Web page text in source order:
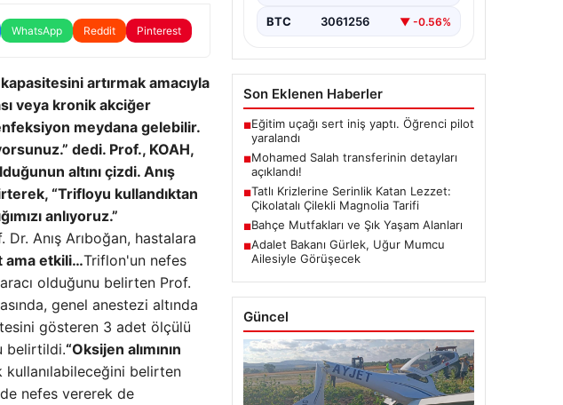
WhatsApp Reddit Pinterest
artırmak amacıyla
veya kronik akciğer
meydana gelebilir.
dedi. Prof., KOAH,
altını çizdi. Anış
“Trifloyu kullandıktan
anlıyoruz.”
Anış Arıboğan, hastalara
ama etkili…Triflon'un nefes
olduğunu belirten Prof.
genel anestezi altında
gösteren 3 adet ölçülü
belirtildi.“Oksijen alımının
belirten
nefes vererek de
BTC 3061256 ▼ -0.56%
Son Eklenen Haberler
■Eğitim uçağı sert iniş yaptı. Öğrenci pilot
yaralandı
■Mohamed Salah transferinin detayları
açıklandı!
■Tatlı Krizlerine Serinlik Katan Lezzet:
Çikolatalı Çilekli Magnolia Tarifi
■Bahçe Mutfakları ve Şık Yaşam Alanları
■Adalet Bakanı Gürlek, Uğur Mumcu
Ailesiyle Görüşecek
Güncel